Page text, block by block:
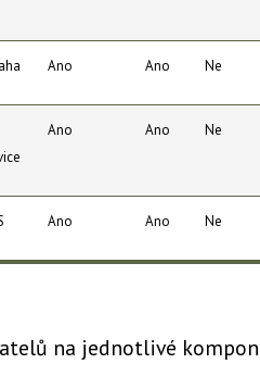
Ano Ano Ne
Ano Ano Ne
Ano Ano Ne
na jednotlivé